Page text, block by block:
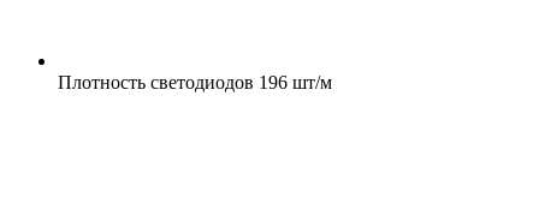
Плотность светодиодов 196 шт/м